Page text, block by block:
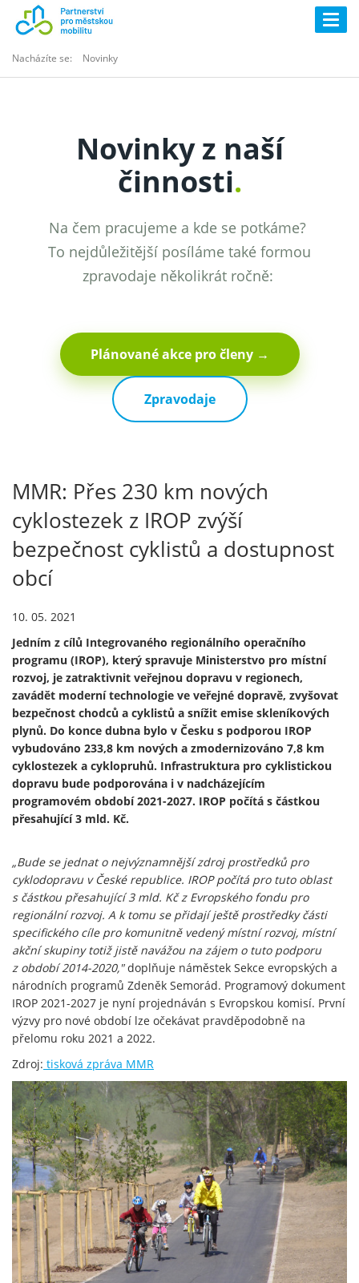
Nacházíte se: Novinky
Novinky z naší
činnosti.
Na čem pracujeme a kde se potkáme?
To nejdůležitější posíláme také formou
zpravodaje několikrát ročně:
Plánované akce pro členy →
Zpravodaje
MMR: Přes 230 km nových
cyklostezek z IROP zvýší
bezpečnost cyklistů a dostupnost
obcí
10. 05. 2021
Jedním z cílů Integrovaného regionálního operačního
programu (IROP), který spravuje Ministerstvo pro místní
rozvoj, je zatraktivnit veřejnou dopravu v regionech,
zavádět moderní technologie ve veřejné dopravě, zvyšovat
bezpečnost chodců a cyklistů a snížit emise skleníkových
plynů. Do konce dubna bylo v Česku s podporou IROP
vybudováno 233,8 km nových a zmodernizováno 7,8 km
cyklostezek a cyklopruhů. Infrastruktura pro cyklistickou
dopravu bude podporována i v nadcházejícím
programovém období 2021-2027. IROP počítá s částkou
přesahující 3 mld. Kč.
„Bude se jednat o nejvýznamnější zdroj prostředků pro
cyklodopravu v České republice. IROP počítá pro tuto oblast
s částkou přesahující 3 mld. Kč z Evropského fondu pro
regionální rozvoj. A k tomu se přidají ještě prostředky části
specifického cíle pro komunitně vedený místní rozvoj, místní
akční skupiny totiž jistě navážou na zájem o tuto podporu
z období 2014-2020,"doplňuje náměstek Sekce evropských a
národních programů Zdeněk Semorád. Programový dokument
IROP 2021-2027 je nyní projednáván s Evropskou komisí. První
výzvy pro nové období lze očekávat pravděpodobně na
přelomu roku 2021 a 2022.
Zdroj: tisková zpráva MMR